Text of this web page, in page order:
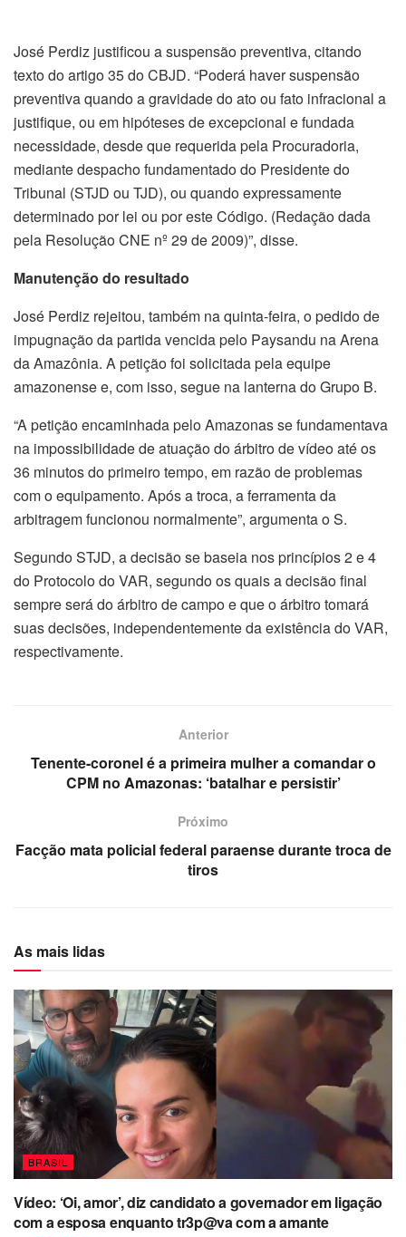
José Perdiz justificou a suspensão preventiva, citando
texto do artigo 35 do CBJD. “Poderá haver suspensão
preventiva quando a gravidade do ato ou fato infracional a
justifique, ou em hipóteses de excepcional e fundada
necessidade, desde que requerida pela Procuradoria,
mediante despacho fundamentado do Presidente do
Tribunal (STJD ou TJD), ou quando expressamente
determinado por lei ou por este Código. (Redação dada
pela Resolução CNE nº 29 de 2009)”, disse.
Manutenção do resultado
José Perdiz rejeitou, também na quinta-feira, o pedido de
impugnação da partida vencida pelo Paysandu na Arena
da Amazônia. A petição foi solicitada pela equipe
amazonense e, com isso, segue na lanterna do Grupo B.
“A petição encaminhada pelo Amazonas se fundamentava
na impossibilidade de atuação do árbitro de vídeo até os
36 minutos do primeiro tempo, em razão de problemas
com o equipamento. Após a troca, a ferramenta da
arbitragem funcionou normalmente”, argumenta o S.
Segundo STJD, a decisão se baseia nos princípios 2 e 4
do Protocolo do VAR, segundo os quais a decisão final
sempre será do árbitro de campo e que o árbitro tomará
suas decisões, independentemente da existência do VAR,
respectivamente.
Anterior
Tenente-coronel é a primeira mulher a comandar o
CPM no Amazonas: ‘batalhar e persistir’
Próximo
Facção mata policial federal paraense durante troca de
tiros
As mais lidas
BRASIL
Vídeo: ‘Oi, amor’, diz candidato a governador em ligação
com a esposa enquanto tr3p@va com a amante